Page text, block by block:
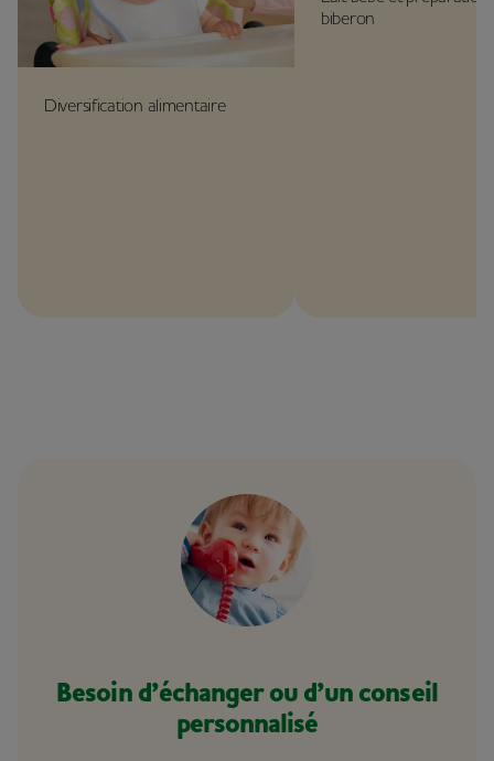
Diversification alimentaire
biberon
Besoin d’échanger ou d’un conseil
personnalisé